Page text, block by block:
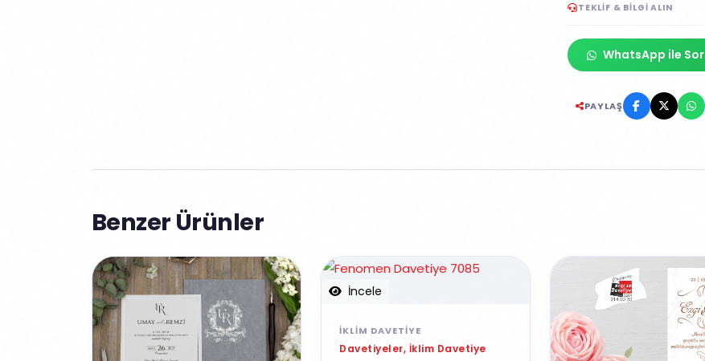
TEKLIF & BILGI ALIN
WhatsApp ile Sor
PAYLAŞ
Benzer Ürünler
İncele
İKLIM DAVETIYE
Davetiyeler, İklim Davetiye